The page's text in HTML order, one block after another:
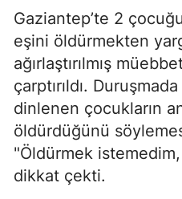
Gaziantep’te 2
eşini öldürmekten
ağırlaştırılmış
çarptırıldı.
dinlenen çocukların
öldürdüğünü
"Öldürmek
dikkat çekti.